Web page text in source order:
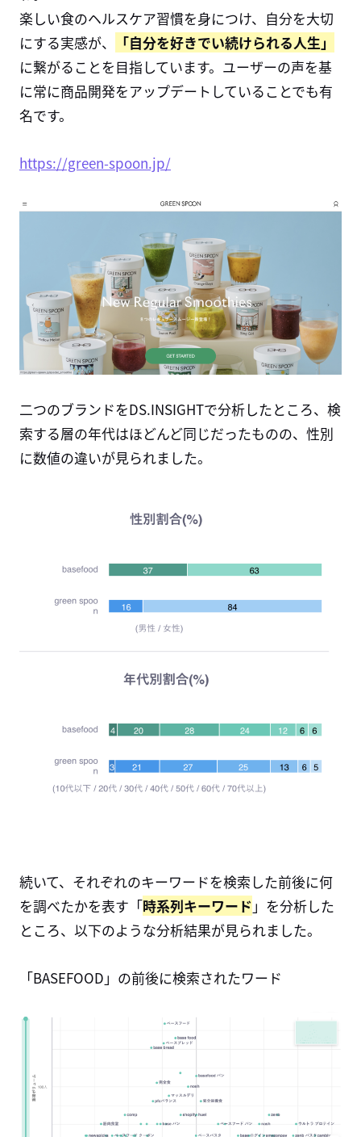
楽しい食のヘルスケア習慣を身につけ、自分を大切
にする実感が、
「自分を好きでい続けられる人生」
に繋がることを目指しています。ユーザーの声を基
に常に商品開発をアップデートしていることでも有
名です。
https://green-spoon.jp/
二つのブランドをDS.INSIGHTで分析したところ、検
索する層の年代はほどんど同じだったものの、性別
に数値の違いが見られました。
続いて、それぞれのキーワードを検索した前後に何
を調べたかを表す「時系列キーワード 」を分析した
ところ、以下のような分析結果が見られました。
「BASEFOOD」の前後に検索されたワード